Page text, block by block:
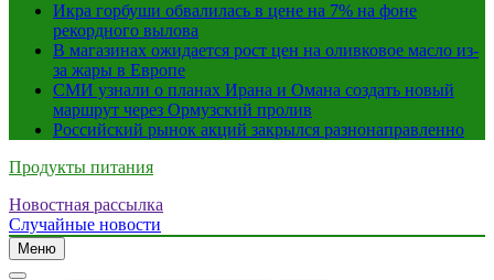
Икра горбуши обвалилась в цене на 7% на фоне
рекордного вылова
В магазинах ожидается рост цен на оливковое масло из-
за жары в Европе
СМИ узнали о планах Ирана и Омана создать новый
маршрут через Ормузский пролив
Российский рынок акций закрылся разнонаправленно
Продукты питания
Новостная рассылка
Случайные новости
Меню